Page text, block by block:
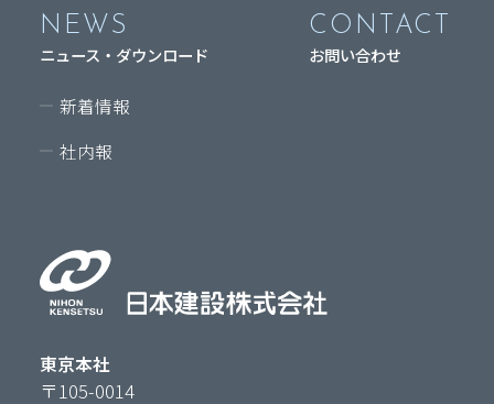
NEWS
ニュース・ダウンロード
新着情報
社内報
CONTACT
お問い合わせ
東京本社
〒105-0014